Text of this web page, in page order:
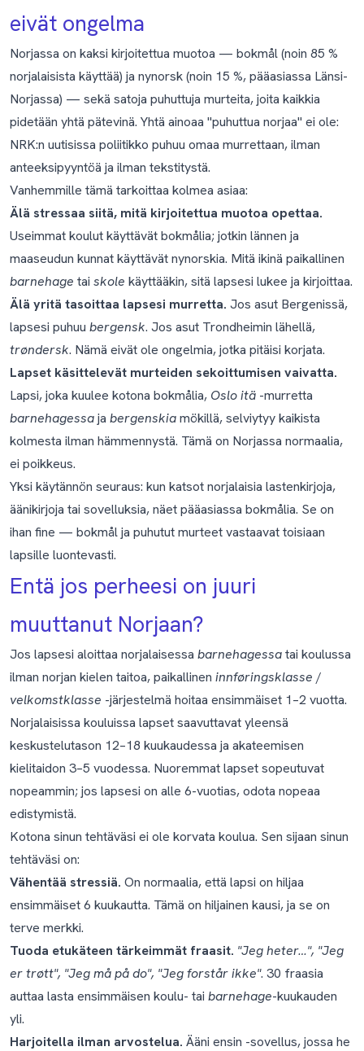
eivät ongelma
Norjassa on kaksi kirjoitettua muotoa — bokmål (noin 85 %
norjalaisista käyttää) ja nynorsk (noin 15 %, pääasiassa Länsi-
Norjassa) — sekä satoja puhuttuja murteita, joita kaikkia
pidetään yhtä pätevinä. Yhtä ainoaa "puhuttua norjaa" ei ole:
NRK:n uutisissa poliitikko puhuu omaa murrettaan, ilman
anteeksipyyntöä ja ilman tekstitystä.
Vanhemmille tämä tarkoittaa kolmea asiaa:
Älä stressaa siitä, mitä kirjoitettua muotoa opettaa.
Useimmat koulut käyttävät bokmålia; jotkin lännen ja
maaseudun kunnat käyttävät nynorskia. Mitä ikinä paikallinen
barnehage tai skole käyttääkin, sitä lapsesi lukee ja kirjoittaa.
Älä yritä tasoittaa lapsesi murretta. Jos asut Bergenissä,
lapsesi puhuu bergensk. Jos asut Trondheimin lähellä,
trøndersk. Nämä eivät ole ongelmia, jotka pitäisi korjata.
Lapset käsittelevät murteiden sekoittumisen vaivatta.
Lapsi, joka kuulee kotona bokmålia, Oslo itä -murretta
barnehagessaja bergenskiamökillä, selviytyy kaikista
kolmesta ilman hämmennystä. Tämä on Norjassa normaalia,
ei poikkeus.
Yksi käytännön seuraus: kun katsot norjalaisia lastenkirjoja,
äänikirjoja tai sovelluksia, näet pääasiassa bokmålia. Se on
ihan fine — bokmål ja puhutut murteet vastaavat toisiaan
lapsille luontevasti.
Entä jos perheesi on juuri
muuttanut Norjaan?
Jos lapsesi aloittaa norjalaisessa barnehagessatai koulussa
ilman norjan kielen taitoa, paikallinen innføringsklasse /
velkomstklasse -järjestelmä hoitaa ensimmäiset 1–2 vuotta.
Norjalaisissa kouluissa lapset saavuttavat yleensä
keskustelutason 12–18 kuukaudessa ja akateemisen
kielitaidon 3–5 vuodessa. Nuoremmat lapset sopeutuvat
nopeammin; jos lapsesi on alle 6-vuotias, odota nopeaa
edistymistä.
Kotona sinun tehtäväsi ei ole korvata koulua. Sen sijaan sinun
tehtäväsi on:
Vähentää stressiä. On normaalia, että lapsi on hiljaa
ensimmäiset 6 kuukautta. Tämä on hiljainen kausi, ja se on
terve merkki.
Tuoda etukäteen tärkeimmät fraasit. "Jeg heter…", "Jeg
er trøtt", "Jeg må på do", "Jeg forstår ikke". 30 fraasia
auttaa lasta ensimmäisen koulu- tai barnehage-kuukauden
yli.
Harjoitella ilman arvostelua. Ääni ensin -sovellus, jossa he